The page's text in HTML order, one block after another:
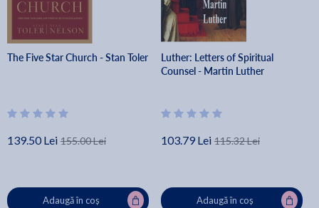
The Five Star Church - Stan Toler
139.50 Lei 155.00 Lei
Adaugă în coș
Luther: Letters of Spiritual
Counsel - Martin Luther
103.79 Lei 115.32 Lei
Adaugă în coș